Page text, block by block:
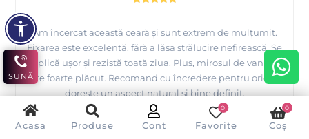
Acasa Produse Cont Favorite
0
Coș
0
Am încercat această ceară și sunt extrem de mulțumit.
Fixarea este excelentă, fără a lăsa strălucire nefirească. Se
aplică ușor și rezistă toată ziua. Plus, mirosul de vanilie
este foarte plăcut. Recomand cu încredere pentru oricine
dorește un aspect natural și bine definit.
V-a fost de ajutor această recenzie? Da 0)
SUNĂ